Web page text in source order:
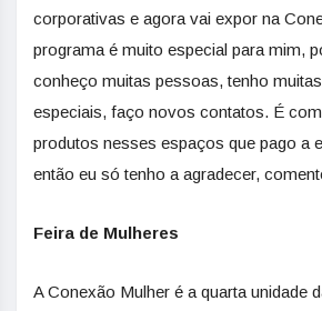
corporativas e agora vai expor na
programa é muito especial para mim,
conheço muitas pessoas, tenho
especiais, faço novos contatos. É
produtos nesses espaços que pago a
então eu só tenho a agradecer,
Feira de Mulheres
A Conexão Mulher é a quarta unidade